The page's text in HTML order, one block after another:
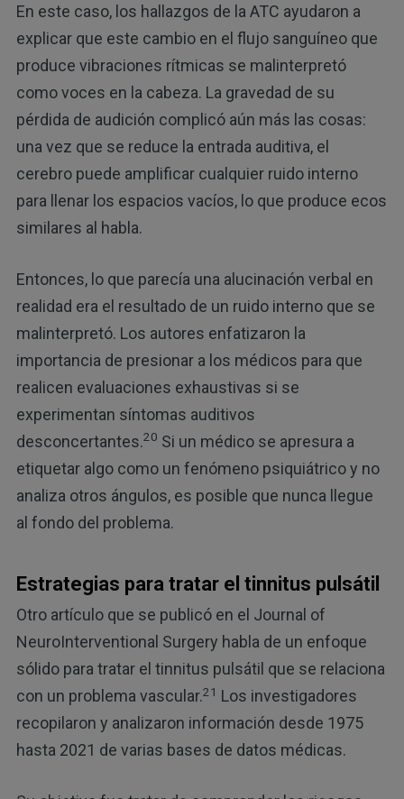
En este caso, los hallazgos de la ATC ayudaron a
explicar que este cambio en el flujo sanguíneo que
produce vibraciones rítmicas se malinterpretó
como voces en la cabeza. La gravedad de su
pérdida de audición complicó aún más las cosas:
una vez que se reduce la entrada auditiva, el
cerebro puede amplificar cualquier ruido interno
para llenar los espacios vacíos, lo que produce ecos
similares al habla.
Entonces, lo que parecía una alucinación verbal en
realidad era el resultado de un ruido interno que se
malinterpretó. Los autores enfatizaron la
importancia de presionar a los médicos para que
realicen evaluaciones exhaustivas si se
experimentan síntomas auditivos
desconcertantes.20 Si un médico se apresura a
etiquetar algo como un fenómeno psiquiátrico y no
analiza otros ángulos, es posible que nunca llegue
al fondo del problema.
Estrategias para tratar el tinnitus pulsátil
Otro artículo que se publicó en el Journal of
NeuroInterventional Surgery habla de un enfoque
sólido para tratar el tinnitus pulsátil que se relaciona
con un problema vascular.21 Los investigadores
recopilaron y analizaron información desde 1975
hasta 2021 de varias bases de datos médicas.